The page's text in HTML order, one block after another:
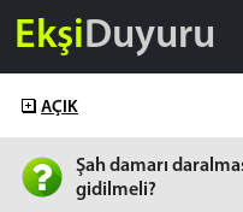
EkşiDuyuru
AÇIK
Şah damarı
gidilmeli?